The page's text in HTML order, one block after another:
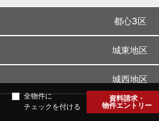
全物件に
チェックを付ける
資料請求・
物件エントリー
都心3区
城東地区
城西地区
城南地区